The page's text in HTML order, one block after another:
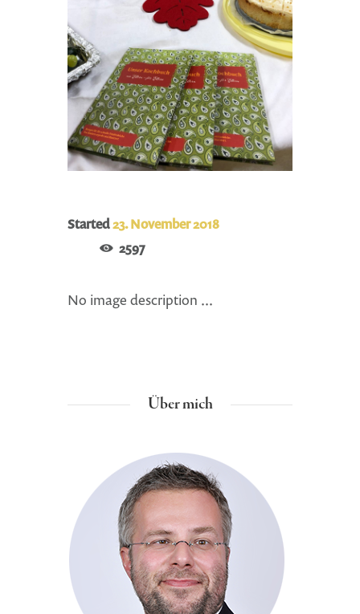
Started23. November 2018
2597
No image description ...
Über mich